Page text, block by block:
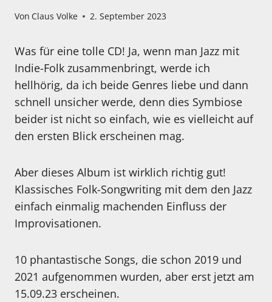
Von Claus Volke 2. September 2023
Was für eine tolle CD! Ja, wenn man Jazz mit
Indie-Folk zusammenbringt, werde ich
hellhörig, da ich beide Genres liebe und dann
schnell unsicher werde, denn dies Symbiose
beider ist nicht so einfach, wie es vielleicht auf
den ersten Blick erscheinen mag.
Aber dieses Album ist wirklich richtig gut!
Klassisches Folk-Songwriting mit dem den Jazz
einfach einmalig machenden Einfluss der
Improvisationen.
10 phantastische Songs, die schon 2019 und
2021 aufgenommen wurden, aber erst jetzt am
15.09.23 erscheinen.